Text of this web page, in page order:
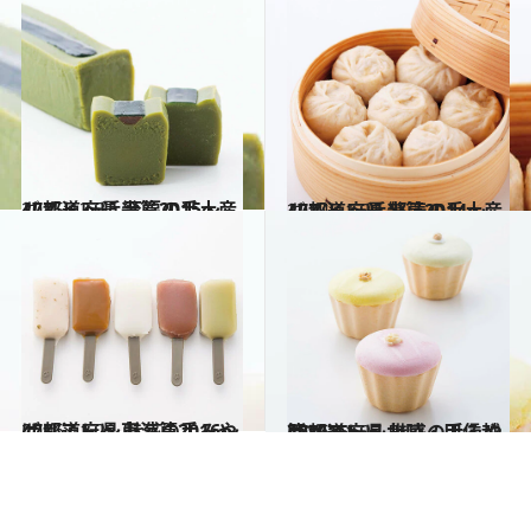
2015.12.3
47都道府県 至福の手土産リスト ～近畿篇2015～
グルメ 2014.11.29
47都道府県 怒涛の手土産リスト ～近畿篇2014～
グルメ
2016.11.28
47都道府県 魅惑の手みやげリスト ～東海篇2016～
グルメ 2016.11.27
47都道府県 魅惑の手みやげリスト ～北陸・甲信越篇2016～
グルメ